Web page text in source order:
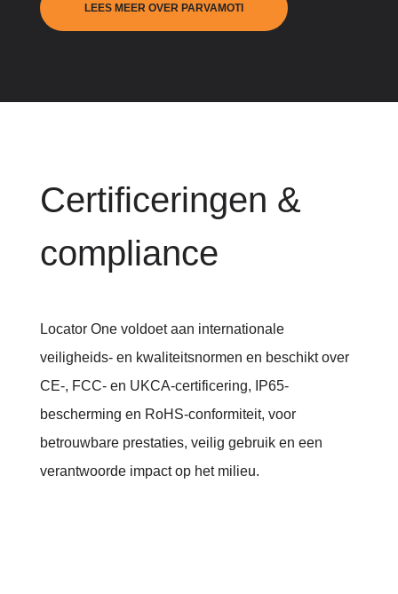
LEES MEER OVER PARVAMOTI
Certificeringen &
compliance
Locator One voldoet aan internationale
veiligheids- en kwaliteitsnormen en beschikt over
CE-, FCC- en UKCA-certificering, IP65-
bescherming en RoHS-conformiteit, voor
betrouwbare prestaties, veilig gebruik en een
verantwoorde impact op het milieu.